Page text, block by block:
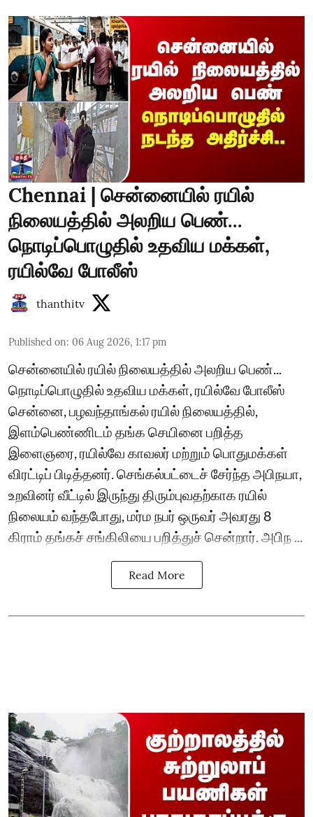
Chennai | சென்னையில் ரயில்
நிலையத்தில் அலறிய பெண்...
நொடிப்பொழுதில் உதவிய மக்கள்,
ரயில்வே போலீஸ்
thanthitv
Published on: 06 Aug 2026, 1:17 pm
சென்னையில் ரயில் நிலையத்தில் அலறிய பெண்...
நொடிப்பொழுதில் உதவிய மக்கள், ரயில்வே போலீஸ்
சென்னை, பழவந்தாங்கல் ரயில் நிலையத்தில்,
இளம்பெண்ணிடம் தங்க செயினை பறித்த
இளைஞரை, ரயில்வே காவலர் மற்றும் பொதுமக்கள்
விரட்டிப் பிடித்தனர். செங்கல்பட்டைச் சேர்ந்த அபிநயா,
உறவினர் வீட்டில் இருந்து திரும்புவதற்காக ரயில்
நிலையம் வந்தபோது, மர்ம நபர் ஒருவர் அவரது 8
கிராம் தங்கச் சங்கிலியை பறித்துச் சென்றார். அபிந ...
Read More